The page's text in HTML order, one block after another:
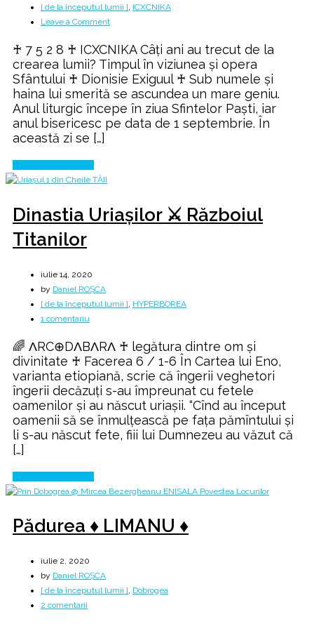
[ de la începutul lumii ], ICXCNIKA
Leave a Commenton
5
2
8
♰
ICXCNIKA
♰ 7 5 2 8 ♰ ICXCNIKA Câți ani au trecut de la
crearea lumii? Timpul în viziunea și opera
Sfântului ♰ Dionisie Exiguul ♰ Sub numele şi
haina lui smerită se ascundea un mare geniu.
Anul liturgic începe ­­în ziua Sfintelor Paști, iar
anul bisericesc pe data de 1 septembrie. În
această zi se […]
Dinastia Uriașilor ⚔️ Războiul
Titanilor
iulie 14, 2020
by Daniel ROȘCA
[ de la începutul lumii ] HYPERBOREA
1 comentariu
Uriașilor
⚔️
Războiul
Titanilor
🌈 ΛRC⊕DΛBΛRΛ ♰ legătura dintre om și
divinitate ♰ Facerea 6 / 1-6 În Cartea lui Eno,
varianta etiopiană, scrie că îngerii veghetori
îngerii decăzuți s-au împreunat cu fetele
oamenilor şi au născut uriașii. “Cînd au început
oamenii să se înmulțească pe fața pămîntului şi
li s-au născut fete, fiii lui Dumnezeu au văzut că
[…]
Pădurea ♦ LIMANU ♦
iulie 2, 2020
by Daniel ROȘCA
[ de la începutul lumii ] Dobrogea
2 comentarii